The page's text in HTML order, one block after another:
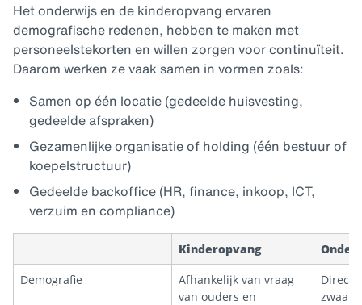
Het onderwijs en de kinderopvang ervaren
demografische redenen, hebben te maken met
personeelstekorten en willen zorgen voor continuïteit.
Daarom werken ze vaak samen in vormen zoals:
Samen op één locatie (gedeelde huisvesting,
gedeelde afspraken)
Gezamenlijke organisatie of holding (één bestuur of
koepelstructuur)
Gedeelde backoffice (HR, finance, inkoop, ICT,
verzuim en compliance)
Kinderopvang
Demografie
Afhankelijk van vraag
van ouders en
Direct